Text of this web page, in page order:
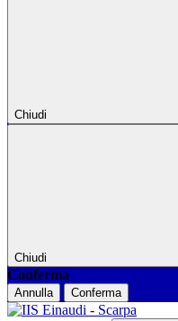
Chiudi
Chiudi
Conferma
Annulla Conferma